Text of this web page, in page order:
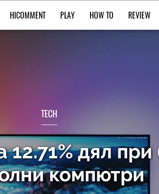
HICOMMENT PLAY HOW TO REVIEW
TECH
дял при
компютри